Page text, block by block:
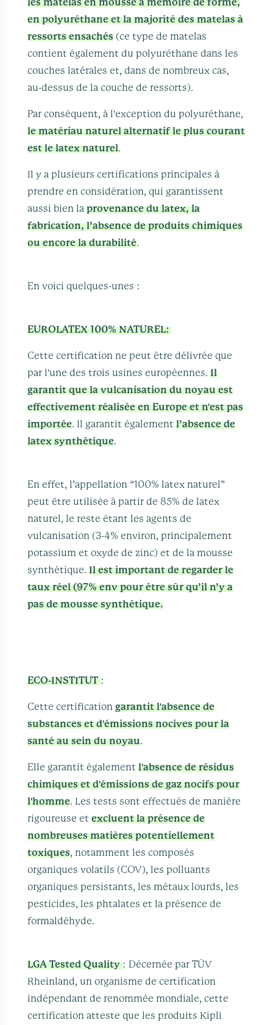
les matelas en mousse à mémoire de forme,
en polyuréthane et la majorité des matelas à
ressorts ensachés (ce type de matelas
contient également du polyuréthane dans les
couches latérales et, dans de nombreux cas,
au-dessus de la couche de ressorts).
Par conséquent, à l'exception du polyuréthane,
le matériau naturel alternatif le plus courant
est le latex naturel.
Il y a plusieurs certifications principales à
prendre en considération, qui garantissent
aussi bien laprovenance du latex, la
fabrication, l’absence de produits chimiques
ou encore la durabilité.
En voici quelques-unes :
EUROLATEX 100% NATUREL:
Cette certification ne peut être délivrée que
par l'une des trois usines européennes.Il
garantit que la vulcanisation du noyau est
effectivement réalisée en Europe et n'est pas
importée. Il garantit égalementl’absence de
latex synthétique.
En effet, l’appellation “100% latex naturel”
peut être utilisée à partir de 85% de latex
naturel, le reste étant les agents de
vulcanisation (3-4% environ, principalement
potassium et oxyde de zinc) et de la mousse
synthétique.Il est important de regarder le
taux réel (97% env pour être sûr qu’il n’y a
pas de mousse synthétique.
ECO-INSTITUT:
Cette certificationgarantit l'absence de
substances et d'émissions nocives pour la
santé au sein du noyau.
Elle garantit égalementl'absence de résidus
chimiques et d'émissions de gaz nocifs pour
l'homme. Les tests sont effectués de manière
rigoureuse etexcluent la présence de
nombreuses matières potentiellement
toxiques, notamment les composés
organiques volatils (COV), les polluants
organiques persistants, les métaux lourds, les
pesticides, les phtalates et la présence de
formaldéhyde.
LGA Tested Quality: Décernée par TÜV
Rheinland, un organisme de certification
indépendant de renommée mondiale, cette
certification atteste que les produits Kipli